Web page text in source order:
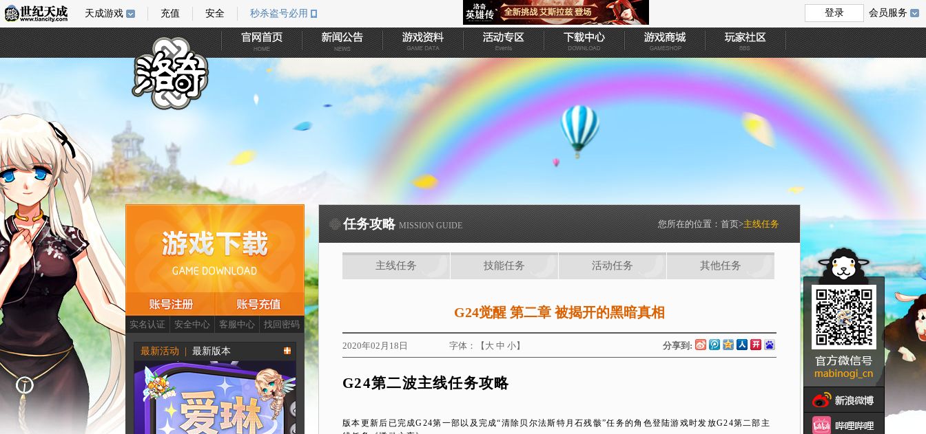
任务攻略 MISSION GUIDE 您所在的位置： 首页>主线任务
主线任务 技能任务 活动任务 其他任务
G24觉醒 第二章 被揭开的黑暗真相
2020年02月18日 字体：【 大 中 小】 分享到:
G24第二波主线任务攻略
版本更新后已完成G24第一部以及完成“清除贝尔法斯特月石残骸”任务的角色登陆游戏时发放G24第二部主
会员服务
天成游戏 充值 安全 秒杀盗号必用